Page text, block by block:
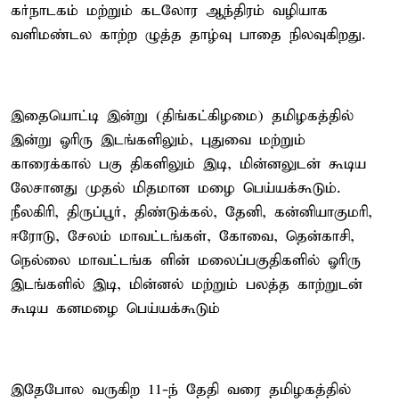
கர்நாடகம் மற்றும் கடலோர ஆந்திரம் வழியாக
வளிமண்டல காற்ற ழுத்த தாழ்வு பாதை நிலவுகிறது.
இதையொட்டி இன்று (திங்கட்கிழமை) தமிழகத்தில்
இன்று ஓரிரு இடங்களிலும், புதுவை மற்றும்
காரைக்கால் பகு திகளிலும் இடி, மின்னலுடன் கூடிய
லேசானது முதல் மிதமான மழை பெய்யக்கூடும்.
நீலகிரி, திருப்பூர், திண்டுக்கல், தேனி, கன்னியாகுமரி,
ஈரோடு, சேலம் மாவட்டங்கள், கோவை, தென்காசி,
நெல்லை மாவட்டங்க ளின் மலைப்பகுதிகளில் ஓரிரு
இடங்களில் இடி, மின்னல் மற்றும் பலத்த காற்றுடன்
கூடிய கனமழை பெய்யக்கூடும்
இதேபோல வருகிற 11-ந் தேதி வரை தமிழகத்தில்